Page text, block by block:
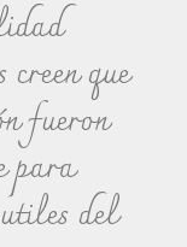
que
fueron
para
del